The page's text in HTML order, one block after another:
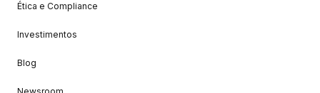
Ética e Compliance
Investimentos
Blog